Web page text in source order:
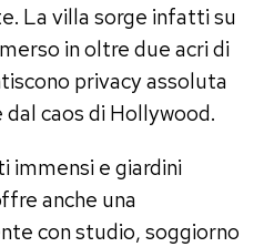
La villa sorge infatti su
in oltre due acri di
privacy assoluta
caos di Hollywood.
immensi e giardini
anche una
con studio, soggiorno